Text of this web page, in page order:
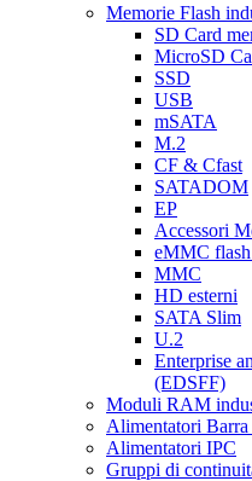
Memorie Flash
SD Card
MicroSD
SSD
USB
mSATA
M.2
CF & Cfast
SATADOM
EP
Accessori
eMMC
MMC
HD esterni
SATA Slim
U.2
Enterprise
(EDSFF)
Moduli RAM
Alimentatori
Alimentatori IPC
Gruppi di